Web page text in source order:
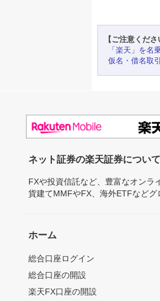
【ご注意くださ
「楽天」を名
仮名・借名取
ネット証券の楽天証券につい
FXや投資信託など、豊富なオンラ
貨建てMMFやFX、海外ETFなど
ホーム
総合口座ログイン
総合口座の開設
楽天FX口座の開設